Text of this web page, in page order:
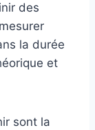
des
la durée
et
sont la